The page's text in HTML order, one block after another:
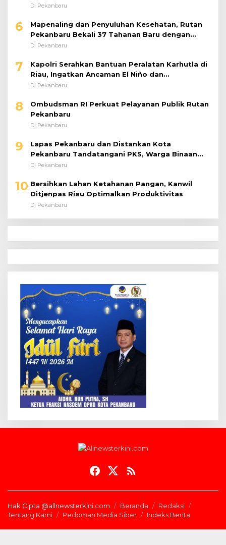
Kecelakaan di Tol Pekanbaru–Dumai
Di Pekanbaru
6
Mapenaling dan Penyuluhan Kesehatan, Rutan
Pekanbaru Bekali 37 Tahanan Baru dengan
Edukasi TBC, HIV, dan Bahaya Narkoba
Di Pekanbaru
7
Kapolri Serahkan Bantuan Peralatan Karhutla di
Riau, Ingatkan Ancaman El Niño dan
Prioritaskan Pencegahan
Di Pekanbaru
8
Ombudsman RI Perkuat Pelayanan Publik Rutan
Pekanbaru
Di Pekanbaru
9
Lapas Pekanbaru dan Distankan Kota
Pekanbaru Tandatangani PKS, Warga Binaan
Dibekali Keterampilan Peternakan Ayam Petelur
Di Pekanbaru
10 Bersihkan Lahan Ketahanan Pangan, Kanwil
Ditjenpas Riau Optimalkan Produktivitas
Di Pekanbaru
Hak Cipta @allnewsterkini.com Beranda
Redaksi
Tentang Kami
Pedoman Media Siber Indeks Berita